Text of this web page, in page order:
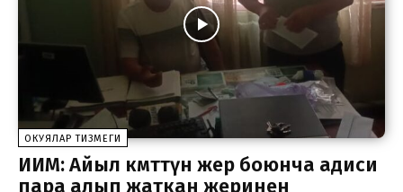
ОКУЯЛАР ТИЗМЕГИ
ИИМ: Айыл өкмөттүн жер боюнча адиси
пара алып жаткан жеринен